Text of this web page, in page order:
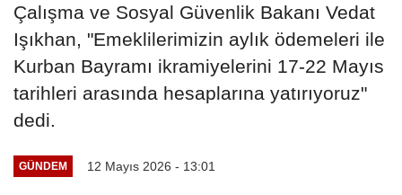
Çalışma ve Sosyal Güvenlik Bakanı Vedat
Işıkhan, "Emeklilerimizin aylık ödemeleri ile
Kurban Bayramı ikramiyelerini 17-22 Mayıs
tarihleri arasında hesaplarına yatırıyoruz"
dedi.
GÜNDEM 12 Mayıs 2026 - 13:01